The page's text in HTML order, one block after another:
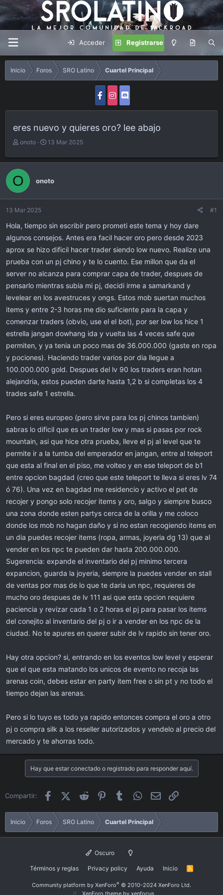
Acceder Registrarse
Inicio Foros SRO Latino Cuartel Principal
eres nuevo y quieres oro? lee abajo
A
t
o
r
onoto
F
c
a
e
c
13 Mar 2025
O onoto
13 Mar 2025 #1
Hola, tiempo sin escribir pero prometi este tema y hoy dare
algunos consejos. Antes era facil hacer oro pero desde 2023
aprox se hizo dificil hacer trader siendo low nuevo. Realize una
prueba con un pj chino y te lo cuento. Ese millon que da el
server no alcanza para comprar capa de trader, despues de
pensarlo mientras subia mi pj, decidi irme a samarkand y
levelear en los avestruces y ongs. Estos mob suertan muchos
items y entre 2-3 horas me dio suficiente para la capa y
comenzar traders (obvio, use el el bot), por ser low los hice 1
estrella jangan dowhang ida y vuelta las 4 veces safe que
permiten, y ya tenia un poco mas de 36.000.000 (gaste en ropa
y pociones). Haciendo trader varios por dia llegue a
100.000.000 gold. Despues del lv 90 los traders eran hotan
alejandria, estos pueden darte hasta 1,2 b si completas los 4
trades safe 1 estrella.
Pero si eres europeo (pero sirve para los pj chinos tambien)
sabras lo dificil que es un trader low y mas si pasas por rock
mountain, asi que hice otra prueba, lleve el pj al level que te
permite ir a la tumba del emperador en jangan, entre al teleport
que esta al final en el piso, me volteo y en ese teleport de b1
entre opcion bagdad (creo que este teleport te lleva si eres lv 74
ó 76). Una vez en bagdad me residencio y activo el pet de
recojer y pongo solo recojer items y oro, salgo y siempre busco
una zona donde esten partys cerca de la orilla y me coloco
donde los mob no hagan daño y si no estan recogiendo items en
un dia puedes recojer items (ropa, armas, joyeria dg 13) que al
vender en los npc te pueden dar hasta 200.000.000.
Sugerencia: expande el inventario del pj minimo tercera
expancion, guarda la joyeria, siempre la puedes vender en stall
de ventas por mas de lo que te daria un npc, requieres de
mucho oro despues de lv 111 asi que esta opcion requiere
paciencia y revizar cada 1 o 2 horas el pj para pasar los items
del conejito al inventario del pj o ir a vender en los npc de la
ciudad. No te apures en querer subir de lv rapido sin tener oro.
Hay otra opcion? si, entrando en los eventos low level y esperar
que el que esta matando los unicos de evento no recoja las
arenas coin, debes estar en party item free o sin pt y no todo el
tiempo dejan las arenas.
Pero si lo tuyo es todo ya rapido entonces compra el oro a otro
pj o compra silk a los reseller autorizados y vendelo al precio del
mercado y te ahorras todo.
Hay que estar conectado o registrado para responder aquí.
Compartir: FacebookX (Twitter)
Reddit PinterestTumblr WhatsApp
Email
Inicio Foros SRO Latino Cuartel Principal
Oscuro
Términos y reglas Privacy policy Ayuda Inicio
R
Community platform by XenForo® © 2010-2024 XenForo Ltd.
XenForo theme by xenfocus